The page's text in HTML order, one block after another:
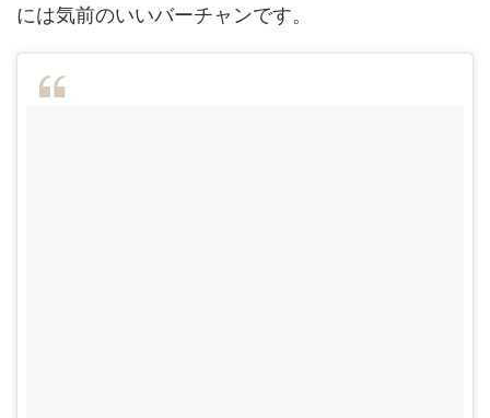
には気前のいいバーチャンです。